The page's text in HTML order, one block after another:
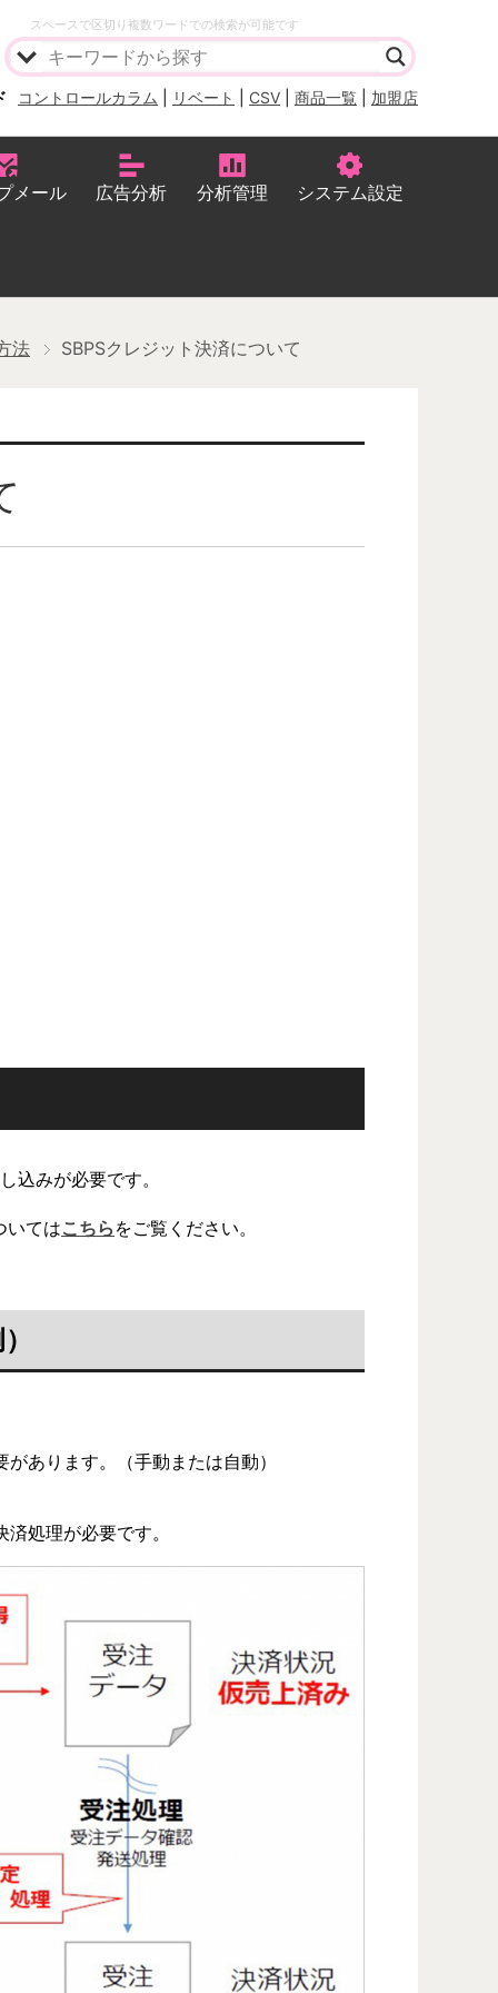
スペースで区切り複数ワードでの検索が可能です
コントロールカラム リベート CSV 商品一覧 加盟店
メール 広告分析 分析管理 システム設定
法 SBPSクレジット決済について
込みが必要です。
いてはこちら をご覧ください。
あります。（手動または自動）
処理が必要です。